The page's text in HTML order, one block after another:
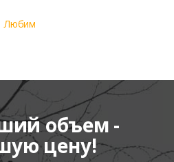
Любим
объем -
цену!